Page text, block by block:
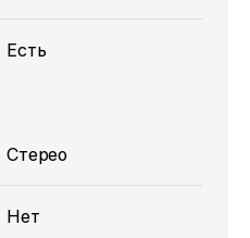
Есть
Стерео
Нет